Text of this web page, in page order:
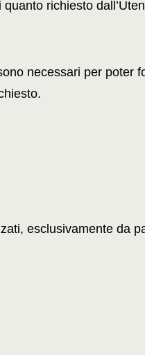
richiesto
necessari per poter
esclusivamente da